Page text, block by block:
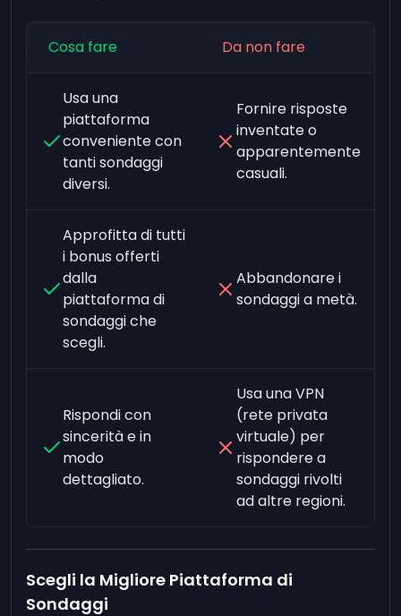
Cosa fare Da non fare
Usa una
piattaforma
conveniente con
tanti sondaggi
diversi.
Fornire risposte
inventate o
apparentemente
casuali.
Approfitta di tutti
i bonus offerti
dalla
piattaforma di
sondaggi che
scegli.
Abbandonare i
sondaggi a metà.
Rispondi con
sincerità e in
modo
dettagliato.
Usa una VPN
(rete privata
virtuale) per
rispondere a
sondaggi rivolti
ad altre regioni.
Scegli la Migliore Piattaforma di
Sondaggi